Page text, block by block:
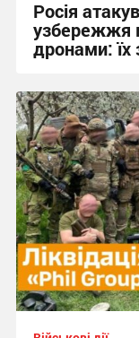
Росія
узбережжя
дронами:
17:34, 23.06.2026